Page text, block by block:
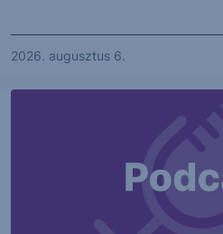
2026. augusztus 6.